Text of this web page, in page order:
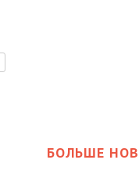
БОЛЬШЕ